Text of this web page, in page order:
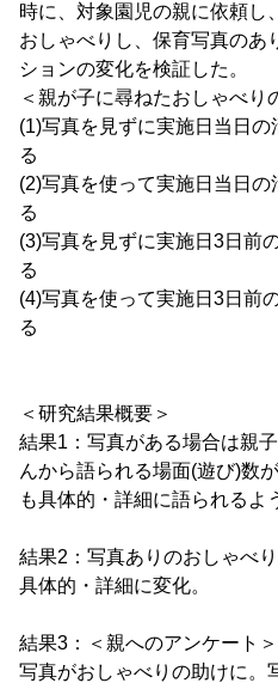
時に、対象園児の親に依頼し
おしゃべりし、保育写真のあ
ションの変化を検証した。
＜親が子に尋ねたおしゃべり
(1)写真を見ずに実施日当日
る
(2)写真を使って実施日当日
る
(3)写真を見ずに実施日3日前
る
(4)写真を使って実施日3日前
る
＜研究結果概要＞
結果1：写真がある場合は親
んから語られる場面(遊び)数
も具体的・詳細に語られるよ
結果2：写真ありのおしゃべ
具体的・詳細に変化。
結果3：＜親へのアンケート＞
写真がおしゃべりの助けに。